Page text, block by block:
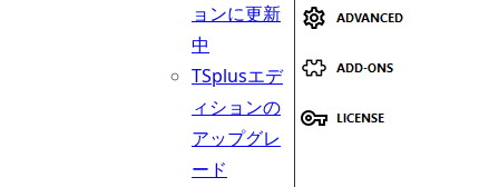
ョンに更新
中
TSplusエデ
ィションの
アップグレ
ード